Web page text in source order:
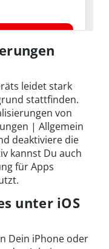
leidet stark
stattfinden.
von
| Allgemein
deaktiviere die
kannst Du auch
für Apps
unter iOS
Dein iPhone oder